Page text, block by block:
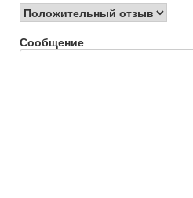
Ой да ладно вам всем! Автор,
такой агрессивный, уютный,
Сообщение